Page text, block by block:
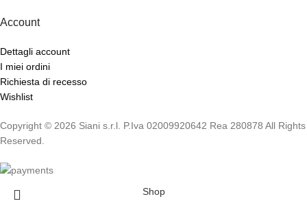
Account
Dettagli account
I miei ordini
Richiesta di recesso
Wishlist
Copyright © 2026 Siani s.r.l. P.Iva 02009920642 Rea 280878 All Rights
Reserved.
Shop